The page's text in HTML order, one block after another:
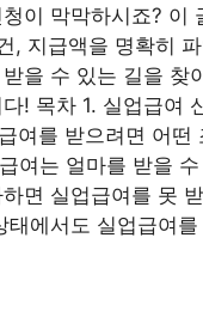
이 막막하시죠? 이
, 지급액을 명확히
을 수 있는 길을 찾
! 목차 1. 실업급여
여를 받으려면 어떤
여는 얼마를 받을
면 실업급여를 못
태에서도 실업급여